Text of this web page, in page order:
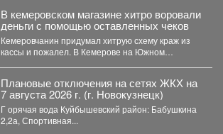
В кемеровском магазине хитро воровали
деньги с помощью оставленных чеков
Кемеровчанин придумал хитрую схему краж из
кассы и пожалел. В Кемерове на Южном
Плановые отключения на сетях ЖКХ на
7 августа 2026 г. (г. Новокузнецк)
Г орячая вода Куйбышевский район: Бабушкина
2,2а, Спортивная...